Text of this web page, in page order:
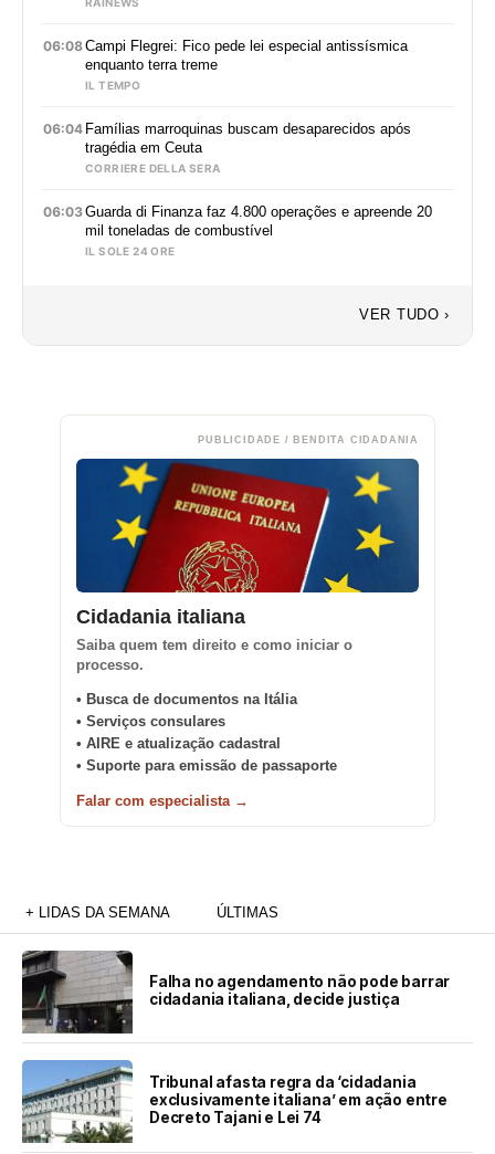
06:08Campi Flegrei: Fico pede lei especial antissísmica
enquanto terra treme
IL TEMPO
06:04 Famílias marroquinas buscam desaparecidos após
tragédia em Ceuta
CORRIERE DELLA SERA
06:03Guarda di Finanza faz 4.800 operações e apreende 20
mil toneladas de combustível
IL SOLE 24 ORE
VER TUDO ›
PUBLICIDADE / BENDITA CIDADANIA
Cidadania italiana
Saiba quem tem direito e como iniciar o
processo.
• Busca de documentos na Itália
• Serviços consulares
• AIRE e atualização cadastral
• Suporte para emissão de passaporte
Falar com especialista →
+ LIDAS DA SEMANA ÚLTIMAS
Falha no agendamento não pode barrar
cidadania italiana, decide justiça
Tribunal afasta regra da ‘cidadania
exclusivamente italiana’ em ação entre
Decreto Tajani e Lei 74